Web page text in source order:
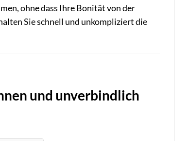
ohne dass Ihre Bonität von der
Sie schnell und unkompliziert die
und unverbindlich